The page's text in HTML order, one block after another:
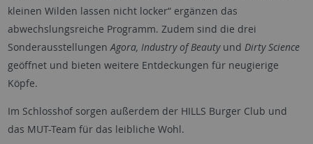
kleinen Wilden lassen nicht locker“ ergänzen das
abwechslungsreiche Programm. Zudem sind die drei
Sonderausstellungen Agora, Industry of Beauty und Dirty Science
geöffnet und bieten weitere Entdeckungen für neugierige
Köpfe.
Im Schlosshof sorgen außerdem der HILLS Burger Club und
das MUT-Team für das leibliche Wohl.